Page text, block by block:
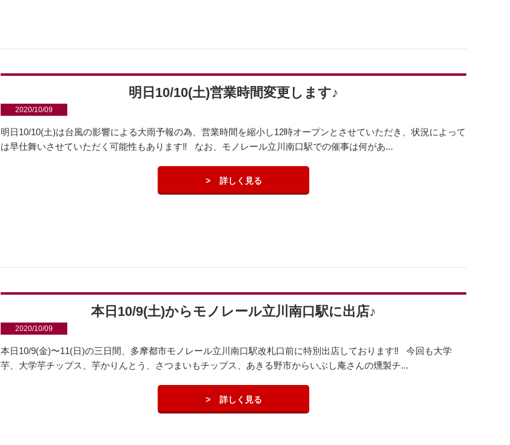
明日10/10(土)営業時間変更します♪
2020/10/09
明日10/10(土)は台風の影響による大雨予報の為、営業時間を縮小し12時オープンとさせていただき、状況によって
は早仕舞いさせていただく可能性もあります‼️ なお、モノレール立川南口駅での催事は何があ...
詳しく見る
本日10/9(土)からモノレール立川南口駅に出店♪
2020/10/09
本日10/9(金)〜11(日)の三日間、多摩都市モノレール立川南口駅改札口前に特別出店しております‼️ 今回も大学
芋、大学芋チップス、芋かりんとう、さつまいもチップス、あきる野市からいぶし庵さんの燻製チ...
詳しく見る